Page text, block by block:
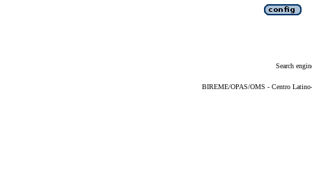
Search
BIREME/OPAS/OMS - Centro Latino-